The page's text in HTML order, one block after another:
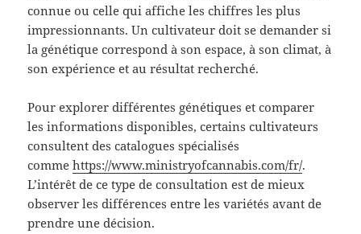
connue ou celle qui affiche les chiffres les plus
impressionnants. Un cultivateur doit se demander si
la génétique correspond à son espace, à son climat, à
son expérience et au résultat recherché.
Pour explorer différentes génétiques et comparer
les informations disponibles, certains cultivateurs
consultent des catalogues spécialisés
commehttps://www.ministryofcannabis.com/fr/.
L’intérêt de ce type de consultation est de mieux
observer les différences entre les variétés avant de
prendre une décision.